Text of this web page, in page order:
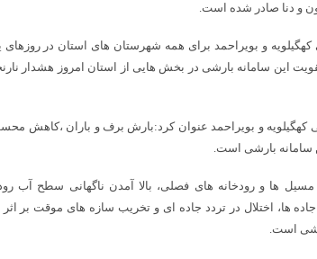
و دنا صادر شده است.
و بویراحمد برای همه شهرستان های استان در روزهای
این سامانه بارشی در بخش هایی از استان امروز هشدار
و بویراحمد عنوان کرد:بارش برف و باران ،کاهش
سامانه بارشی است.
ها و رودخانه های فصلی، بالا آمدن ناگهانی سطح آب
ها، اختلال در تردد جاده ای و تخریب سازه های موقت بر
است.